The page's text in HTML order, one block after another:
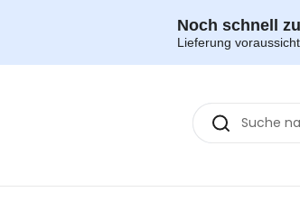
Noch schnell
Lieferung